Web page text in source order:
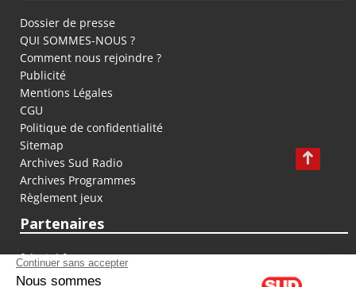
Dossier de presse
QUI SOMMES-NOUS ?
Comment nous rejoindre ?
Publicité
Mentions Légales
CGU
Politique de confidentialité
Sitemap
Archives Sud Radio
Archives Programmes
Règlement jeux
Partenaires
fiducial.fr
lyoncapitale.fr